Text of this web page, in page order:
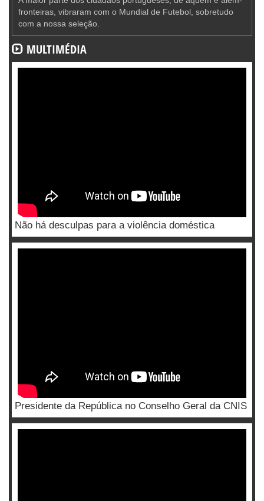
fronteiras, vibraram com o Mundial de Futebol, sobretudo
com a nossa seleção.
MULTIMÉDIA
Não há desculpas para a violência doméstica
Presidente da República no Conselho Geral da CNIS